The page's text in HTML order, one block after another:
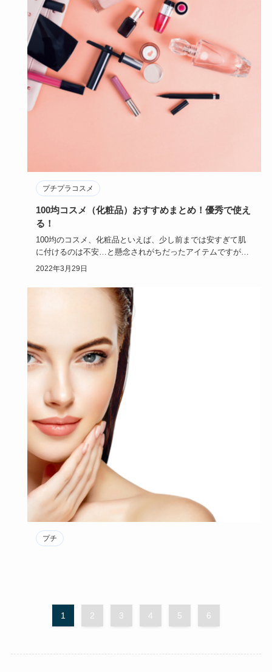
プチプラコスメ
100均コスメ（化粧品）おすすめまとめ！優秀で使え
る！
100均のコスメ、化粧品といえば、少し前までは安すぎて肌
に付けるのは不安…と懸念されがちだったアイテムですが、
いまとなって…
2022年3月29日
プチ
1 2 3 4 5 6